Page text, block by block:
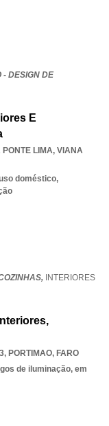
- DESIGN DE
E
LIMA, VIANA
doméstico,
INTERIORES
, PORTIMAO, FARO
de iluminação, em